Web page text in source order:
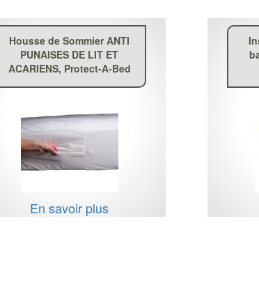
Housse de Sommier ANTI
PUNAISES DE LIT ET
ACARIENS, Protect-A-Bed
En savoir plus